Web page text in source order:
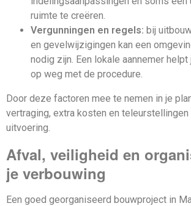
ruimte te creëren.
Vergunningen en regels: bij
en gevelwijzigingen kan een
nodig zijn. Een lokale aannemer
op weg met de procedure.
Door deze factoren mee te nemen in je
vertraging, extra kosten en
uitvoering.
Afval, veiligheid en
je verbouwing
Een goed georganiseerd bouwproject in